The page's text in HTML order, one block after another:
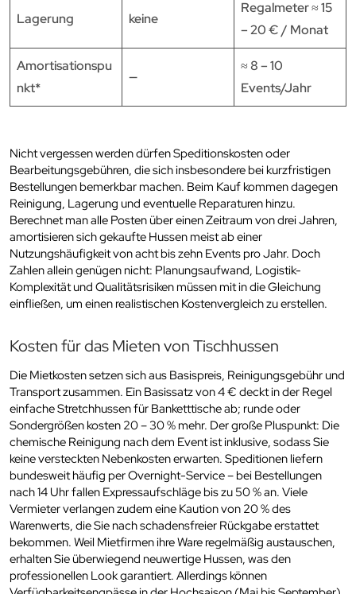
Lagerung keine
Regalmeter ≈ 15
– 20 € / Monat
Amortisationspu
nkt*
—
≈ 8 – 10
Events/Jahr
Nicht vergessen werden dürfen Speditionskosten oder
Bearbeitungsgebühren, die sich insbesondere bei kurzfristigen
Bestellungen bemerkbar machen. Beim Kauf kommen dagegen
Reinigung, Lagerung und eventuelle Reparaturen hinzu.
Berechnet man alle Posten über einen Zeitraum von drei Jahren,
amortisieren sich gekaufte Hussen meist ab einer
Nutzungshäufigkeit von acht bis zehn Events pro Jahr. Doch
Zahlen allein genügen nicht: Planungsaufwand, Logistik-
Komplexität und Qualitätsrisiken müssen mit in die Gleichung
einfließen, um einen realistischen Kostenvergleich zu erstellen.
Kosten für das Mieten von Tischhussen
Die Mietkosten setzen sich aus Basispreis, Reinigungsgebühr und
Transport zusammen. Ein Basissatz von 4 € deckt in der Regel
einfache Stretchhussen für Banketttische ab; runde oder
Sondergrößen kosten 20 – 30 % mehr. Der große Pluspunkt: Die
chemische Reinigung nach dem Event ist inklusive, sodass Sie
keine versteckten Nebenkosten erwarten. Speditionen liefern
bundesweit häufig per Overnight-Service – bei Bestellungen
nach 14 Uhr fallen Expressaufschläge bis zu 50 % an. Viele
Vermieter verlangen zudem eine Kaution von 20 % des
Warenwerts, die Sie nach schadensfreier Rückgabe erstattet
bekommen. Weil Mietfirmen ihre Ware regelmäßig austauschen,
erhalten Sie überwiegend neuwertige Hussen, was den
professionellen Look garantiert. Allerdings können